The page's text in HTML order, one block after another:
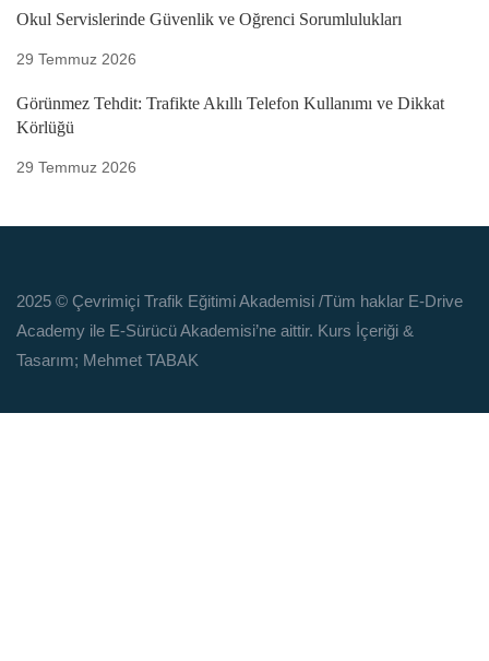
Okul Servislerinde Güvenlik ve Öğrenci Sorumlulukları
29 Temmuz 2026
Görünmez Tehdit: Trafikte Akıllı Telefon Kullanımı ve Dikkat
Körlüğü
29 Temmuz 2026
2025 © Çevrimiçi Trafik Eğitimi Akademisi /Tüm haklar E-Drive
Academy ile E-Sürücü Akademisi’ne aittir. Kurs İçeriği &
Tasarım; Mehmet TABAK